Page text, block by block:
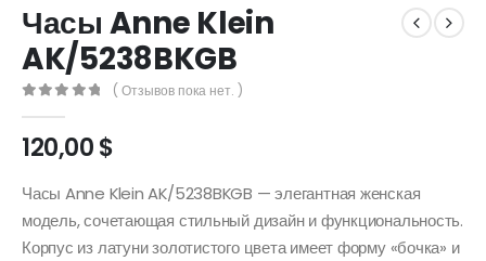
​Часы Anne Klein
AK/5238BKGB
( Отзывов пока нет. )
120,00$
​Часы Anne Klein AK/5238BKGB — элегантная женская
модель, сочетающая стильный дизайн и функциональность.
Корпус из латуни золотистого цвета имеет форму «бочка» и